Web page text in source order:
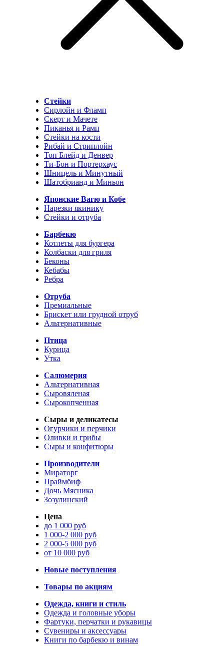
Стейки
Сирлойн и Фламп
Скерт и Мачете
Пиканья и Рамп
Стейки на кости
Рибай и Стриплойн
Топ Блейд и Денвер
Ти-Бон и Портерхаус
Шницель и Минутный
Шатобрианд и Миньон
Японские Вагю и Кобе
Нарезки якинику
Стейки и отруба
Барбекю
Котлеты для бургера
Колбаски для гриля
Беконы
Кебабы
Ребра
Отруба
Премиальные
Брискет или грудной отруб
Альтернативные
Птица
Курица
Утка
Салюмерия
Альтернативная
Сыровяленая
Сырокопченная
Сыры и деликатесы
Огурчики и перчики
Оливки и грибы
Сыры и конфитюры
Производители
Мираторг
Праймбиф
Дочь Мясника
Зозулинский
Цена
до 1 000 руб
1 000-2 000 руб
2 000-5 000 руб
от 10 000 руб
Новые поступления
Товары по акциям
Одежда, книги и стиль
Одежда и головные уборы
Фартуки, перчатки и рукавицы
Сувениры и аксессуары
Книги по барбекю и винам